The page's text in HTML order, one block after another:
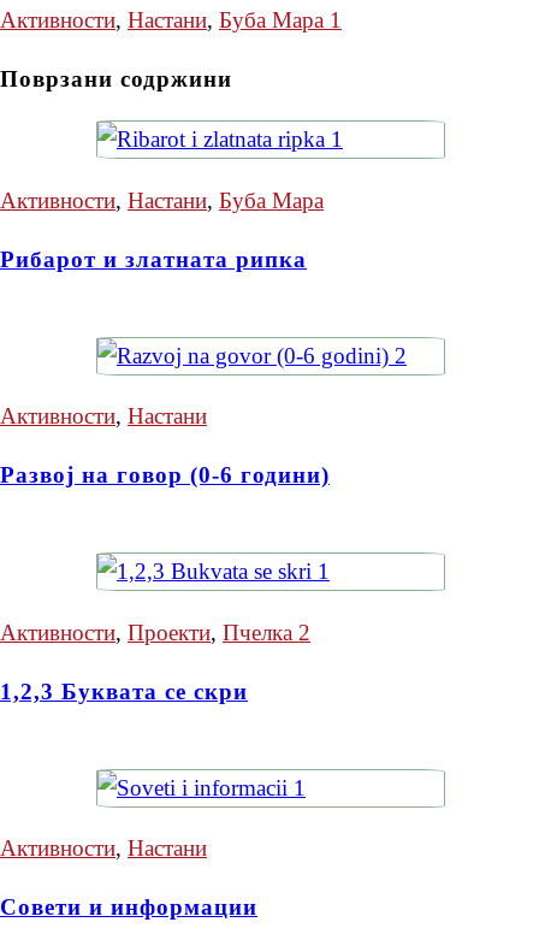
Активности, Настани, Буба Мара 1
Поврзани содржини
Активности, Настани, Буба Мара
Рибарот и златната рипка
Активности, Настани
Развој на говор (0-6 години)
Активности, Проекти, Пчелка 2
1,2,3 Буквата се скри
Активности, Настани
Совети и информации